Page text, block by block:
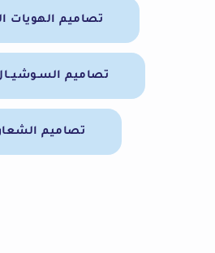
تصاميم الهويات
تصاميم السـوشيــال
تصاميم